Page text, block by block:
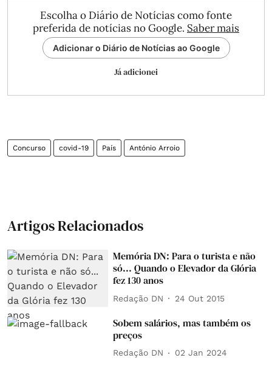
Escolha o Diário de Notícias como fonte
preferida de notícias no Google. Saber mais
Adicionar o Diário de Notícias ao Google
Já adicionei
Concurso covid-19 País António Arroio
Artigos Relacionados
Memória DN: Para o turista e não
só... Quando o Elevador da Glória
fez 130 anos
Redação DN 24 Out 2015
Sobem salários, mas também os
preços
Redação DN 02 Jan 2024